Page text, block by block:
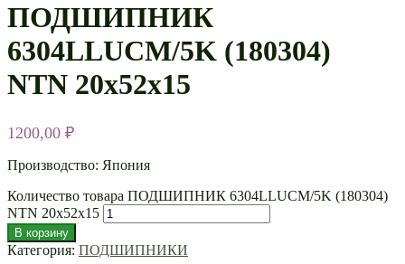
ПОДШИПНИК
6304LLUCM/5K (180304)
NTN 20х52х15
1200,00 ₽
Производство: Япония
Количество товара ПОДШИПНИК 6304LLUCM/5K (180304)
NTN 20х52х15
В корзину
Категория: ПОДШИПНИКИ